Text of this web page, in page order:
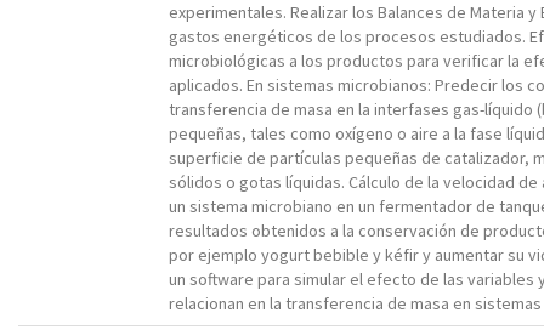
experimentales. Realizar los Balances de Materia y
gastos energéticos de los procesos estudiados.
microbiológicas a los productos para verificar la
aplicados. En sistemas microbianos: Predecir los
transferencia de masa en la interfases gas-líquido
pequeñas, tales como oxígeno o aire a la fase
superficie de partículas pequeñas de catalizador,
sólidos o gotas líquidas. Cálculo de la velocidad
un sistema microbiano en un fermentador de
resultados obtenidos a la conservación de
por ejemplo yogurt bebible y kéfir y aumentar su
un software para simular el efecto de las variables
relacionan en la transferencia de masa en